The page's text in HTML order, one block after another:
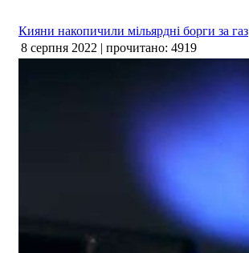
Кияни накопичили мільярдні борги за газ
8 серпня 2022 | прочитано: 4919